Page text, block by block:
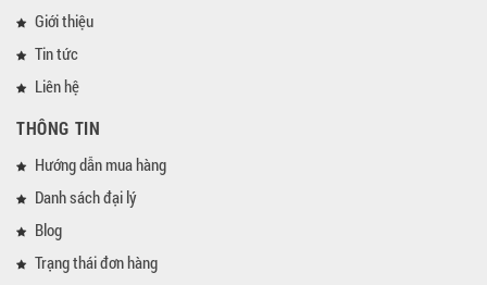
Giới thiệu
Tin tức
Liên hệ
THÔNG TIN
Hướng dẫn mua hàng
Danh sách đại lý
Blog
Trạng thái đơn hàng